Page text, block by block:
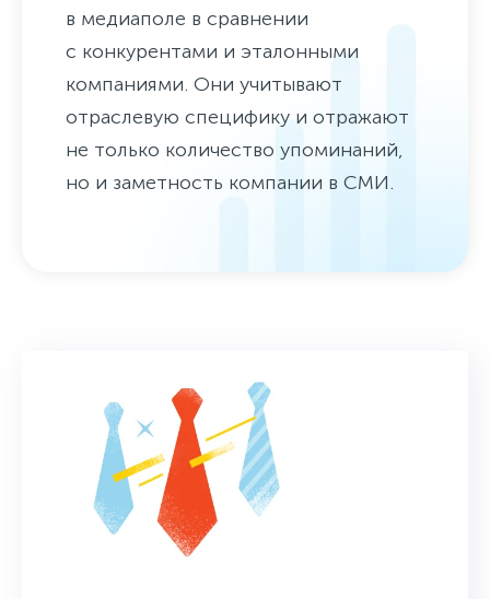
в медиаполе в сравнении
с конкурентами и эталонными
компаниями. Они учитывают
отраслевую специфику и отражают
не только количество упоминаний,
но и заметность компании в СМИ.